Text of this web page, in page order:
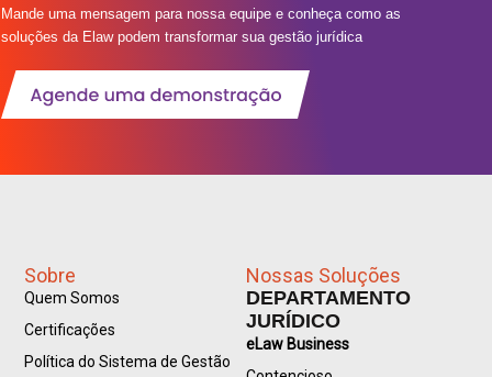
Mande uma mensagem para nossa equipe e conheça como as
soluções da Elaw podem transformar sua gestão jurídica
Nossas Soluções
DEPARTAMENTO
JURÍDICO
eLaw Business
Sobre
Quem Somos
Certificações
Política do Sistema de Gestão